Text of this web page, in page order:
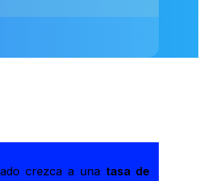
crezca a una tasa de